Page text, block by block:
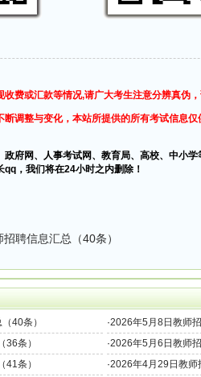
费或汇款等情况,请广大考生注意分辨真伪
断调整与变化，本站所提供的所有考试信息
政府网、人事考试网、教育局、高校、中小
，我们将在24小时之内删除！
聘信息汇总（40条）
40条） ·2026年5月8日教师
条） ·2026年5月6日教师
条） ·2026年4月29日教师